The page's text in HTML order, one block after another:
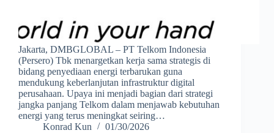
Jakarta, DMBGLOBAL – PT Telkom Indonesia
(Persero) Tbk menargetkan kerja sama strategis di
bidang penyediaan energi terbarukan guna
mendukung keberlanjutan infrastruktur digital
perusahaan. Upaya ini menjadi bagian dari strategi
jangka panjang Telkom dalam menjawab kebutuhan
energi yang terus meningkat seiring…
Konrad Kun
01/30/2026